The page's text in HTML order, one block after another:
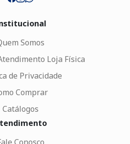
Somos
Loja Física
de Privacidade
Comprar
Catálogos